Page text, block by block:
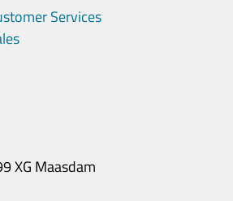
Services
XG Maasdam